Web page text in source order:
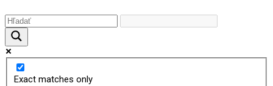
Exact matches only